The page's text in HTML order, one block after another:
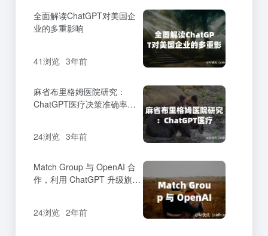
全面解读ChatGPT对美国企
业的多重影响
41浏览 3年前
麻省布里格姆医院研究：
ChatGPT医疗决策准确率高
24浏览 3年前
Match Group 与 OpenAI 合
作，利用 ChatGPT 升级旗下
24浏览 2年前